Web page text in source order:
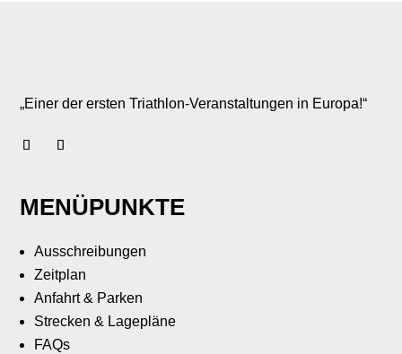
„Einer der ersten Triathlon-Veranstaltungen in Europa!“
MENÜPUNKTE
Ausschreibungen
Zeitplan
Anfahrt & Parken
Strecken & Lagepläne
FAQs